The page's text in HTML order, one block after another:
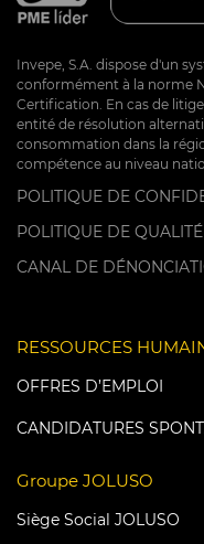
Invepe, S.A. dispose d'un
conformément à la norme
Certification. En cas de
entité de résolution
consommation dans la
compétence au niveau
POLITIQUE DE
POLITIQUE DE QUALITÉ
CANAL DE
RESSOURCES
OFFRES D’EMPLOI
CANDIDATURES
Groupe JOLUSO
Siège Social JOLUSO